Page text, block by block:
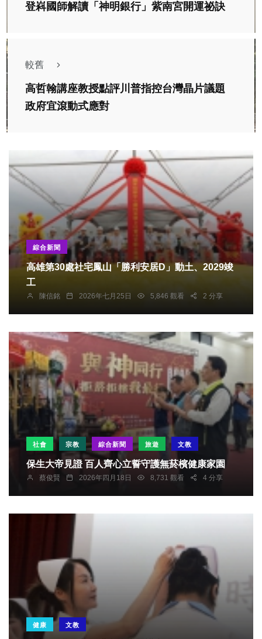
登嵙國師解讀「神明銀行」紫南宮開運祕訣
較舊
高哲翰講座教授點評川普指控台灣晶片議題
政府宜滾動式應對
綜合新聞
高雄第30處社宅鳳山「勝利安居D」動土、2029竣
工
陳信銘 2026年七月25日 5,846 觀看 2 分享
社會 宗教 綜合新聞 旅遊 文教
保生大帝見證 百人齊心立誓守護無菸檳健康家園
蔡俊賢 2026年四月18日 8,731 觀看 4 分享
健康 文教